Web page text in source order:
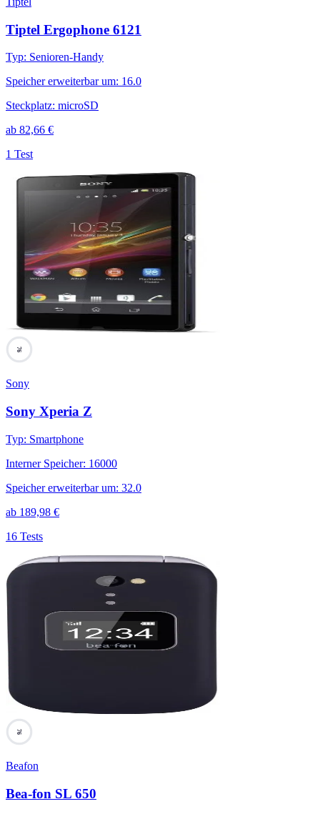
Tiptel Ergophone 6121
Typ: Senioren-Handy
Speicher erweiterbar um: 16.0
Steckplatz: microSD
ab 82,66 €
1 Test
76
Sony
Sony Xperia Z
Typ: Smartphone
Interner Speicher: 16000
Speicher erweiterbar um: 32.0
ab 189,98 €
16 Tests
76
Beafon
Bea-fon SL 650